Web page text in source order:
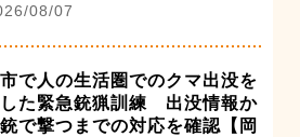
08/07
で人の生活圏でのクマ出没を
た緊急銃猟訓練 出没情報か
で撃つまでの対応を確認【岡